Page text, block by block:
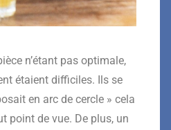
n’étant pas optimale,
étaient difficiles. Ils se
en arc de cercle » cela
point de vue. De plus, un